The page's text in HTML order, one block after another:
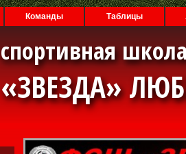
Команды Таблицы
спортивная
«ЗВЕЗДА»